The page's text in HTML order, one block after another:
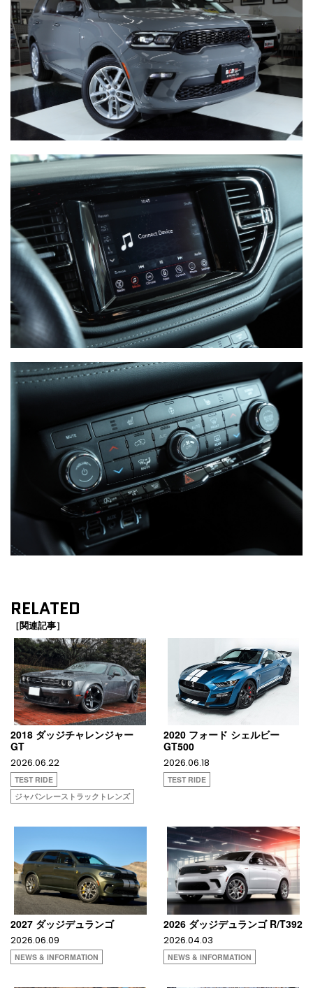
RELATED
［関連記事］
2018 ダッジチャレンジャー
GT
2026.06.22
TEST RIDE
ジャパンレーストラックトレンズ
2020 フォード シェルビー
GT500
2026.06.18
TEST RIDE
2027 ダッジデュランゴ
2026.06.09
NEWS & INFORMATION
2026 ダッジデュランゴ R/T392
2026.04.03
NEWS & INFORMATION